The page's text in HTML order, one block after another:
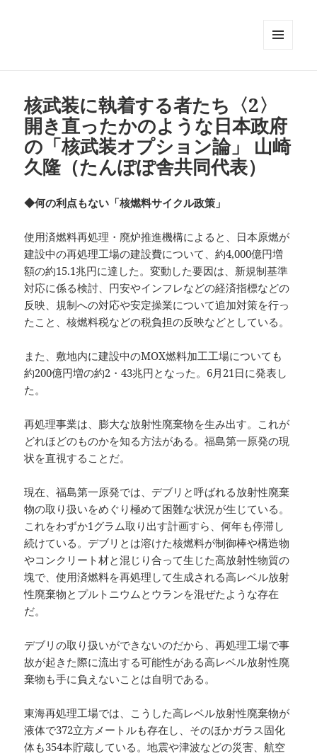
核武装に執着する者たち〈2〉
開き直ったかのような日本政府
の「核武装オプション論」 山崎
久隆（たんぽぽ舎共同代表）
◆何の利点もない「核燃料サイクル政策」
使用済燃料再処理・廃炉推進機構によると、日本原燃が
建設中の再処理工場の建設費について、約4,000億円増
額の約15.1兆円に達した。変動した要因は、新規制基準
対応に係る検討、円安やインフレなどの経済指標などの
反映、規制への対応や安定操業について追加対策を行っ
たこと、核燃料税などの税負担の反映などとしている。
また、敷地内に建設中のMOX燃料加工工場についても
約200億円増の約2・43兆円となった。6月21日に発表し
た。
再処理事業は、膨大な放射性廃棄物を生み出す。これが
どれほどのものかを知る方法がある。福島第一原発の現
状を直視することだ。
現在、福島第一原発では、デブリと呼ばれる放射性廃棄
物の取り扱いをめぐり極めて困難な状況が生じている。
これをわずか1グラム取り出す計画すら、何年も停滞し
続けている。デブリとは溶けた核燃料が制御棒や構造物
やコンクリート材と混じり合って生じた高放射性物質の
塊で、使用済燃料を再処理して生成される高レベル放射
性廃棄物とプルトニウムとウランを混ぜたような存在
だ。
デブリの取り扱いができないのだから、再処理工場で事
故が起きた際に流出する可能性がある高レベル放射性廃
棄物も手に負えないことは自明である。
東海再処理工場では、こうした高レベル放射性廃棄物が
液体で372立方メートルも存在し、そのほかガラス固化
体も354本貯蔵している。地震や津波などの災害、航空